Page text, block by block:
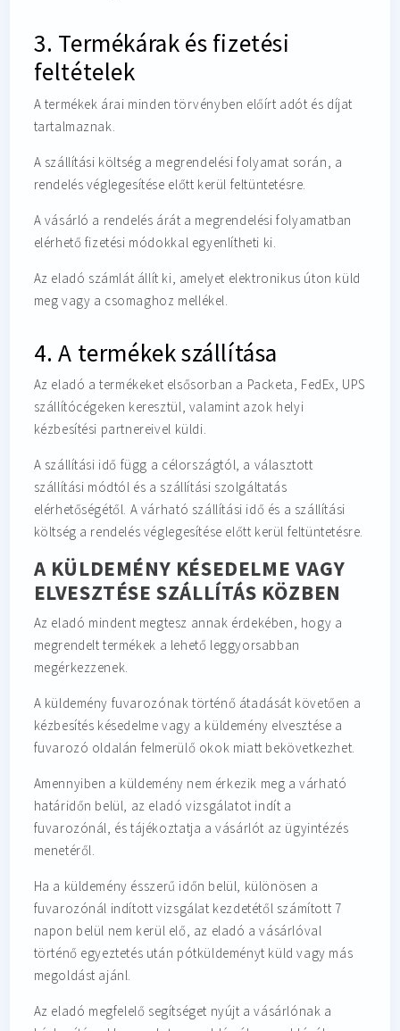
3. Termékárak és fizetési
feltételek
A termékek árai minden törvényben előírt adót és díjat
tartalmaznak.
A szállítási költség a megrendelési folyamat során, a
rendelés véglegesítése előtt kerül feltüntetésre.
A vásárló a rendelés árát a megrendelési folyamatban
elérhető fizetési módokkal egyenlítheti ki.
Az eladó számlát állít ki, amelyet elektronikus úton küld
meg vagy a csomaghoz mellékel.
4. A termékek szállítása
Az eladó a termékeket elsősorban a Packeta, FedEx, UPS
szállítócégeken keresztül, valamint azok helyi
kézbesítési partnereivel küldi.
A szállítási idő függ a célországtól, a választott
szállítási módtól és a szállítási szolgáltatás
elérhetőségétől. A várható szállítási idő és a szállítási
költség a rendelés véglegesítése előtt kerül feltüntetésre.
A KÜLDEMÉNY KÉSEDELME VAGY
ELVESZTÉSE SZÁLLÍTÁS KÖZBEN
Az eladó mindent megtesz annak érdekében, hogy a
megrendelt termékek a lehető leggyorsabban
megérkezzenek.
A küldemény fuvarozónak történő átadását követően a
kézbesítés késedelme vagy a küldemény elvesztése a
fuvarozó oldalán felmerülő okok miatt bekövetkezhet.
Amennyiben a küldemény nem érkezik meg a várható
határidőn belül, az eladó vizsgálatot indít a
fuvarozónál, és tájékoztatja a vásárlót az ügyintézés
menetéről.
Ha a küldemény ésszerű időn belül, különösen a
fuvarozónál indított vizsgálat kezdetétől számított 7
napon belül nem kerül elő, az eladó a vásárlóval
történő egyeztetés után pótküldeményt küld vagy más
megoldást ajánl.
Az eladó megfelelő segítséget nyújt a vásárlónak a